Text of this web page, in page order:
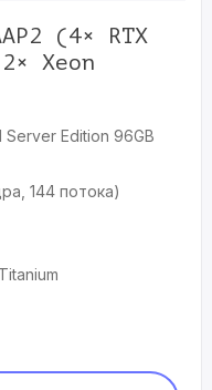
(4× RTX
Xeon
Edition 96GB
144 потока)